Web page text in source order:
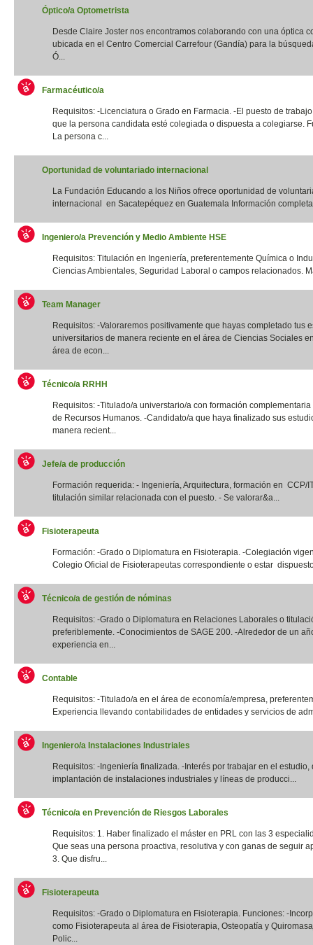
Óptico/a Optometrista
Desde Claire Joster nos encontramos colaborando con una óptica
ubicada en el Centro Comercial Carrefour (Gandía) para la
Ó...
Farmacéutico/a
Requisitos: -Licenciatura o Grado en Farmacia. -El puesto de
que la persona candidata esté colegiada o dispuesta a colegiarse.
La persona c...
Oportunidad de voluntariado internacional
La Fundación Educando a los Niños ofrece oportunidad de
internacional en Sacatepéquez en Guatemala Información
Ingeniero/a Prevención y Medio Ambiente HSE
Requisitos: Titulación en Ingeniería, preferentemente Química o
Ciencias Ambientales, Seguridad Laboral o campos relacionados.
Team Manager
Requisitos: -Valoraremos positivamente que hayas completado tus
universitarios de manera reciente en el área de Ciencias Sociales
área de econ...
Técnico/a RRHH
Requisitos: -Titulado/a universtario/a con formación
de Recursos Humanos. -Candidato/a que haya finalizado sus
manera recient...
Jefe/a de producción
Formación requerida: - Ingeniería, Arquitectura, formación en CCP/
titulación similar relacionada con el puesto. - Se valorar&a...
Fisioterapeuta
Formación: -Grado o Diplomatura en Fisioterapia. -Colegiación
Colegio Oficial de Fisioterapeutas correspondiente o estar
Técnico/a de gestión de nóminas
Requisitos: -Grado o Diplomatura en Relaciones Laborales o
preferiblemente. -Conocimientos de SAGE 200. -Alrededor de un
experiencia en...
Contable
Requisitos: -Titulado/a en el área de economía/empresa,
Experiencia llevando contabilidades de entidades y servicios de
Ingeniero/a Instalaciones Industriales
Requisitos: -Ingeniería finalizada. -Interés por trabajar en el estudio,
implantación de instalaciones industriales y líneas de producci...
Técnico/a en Prevención de Riesgos Laborales
Requisitos: 1. Haber finalizado el máster en PRL con las 3
Que seas una persona proactiva, resolutiva y con ganas de seguir
3. Que disfru...
Fisioterapeuta
Requisitos: -Grado o Diplomatura en Fisioterapia. Funciones: -
como Fisioterapeuta al área de Fisioterapia, Osteopatía y
Polic...